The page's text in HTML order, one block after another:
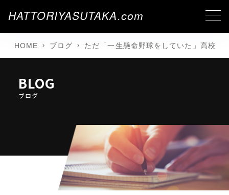
HATTORIYASUTAKA.com
HOME ブログ ただ「一生懸命野球をしていた」高校時
BLOG
ブログ